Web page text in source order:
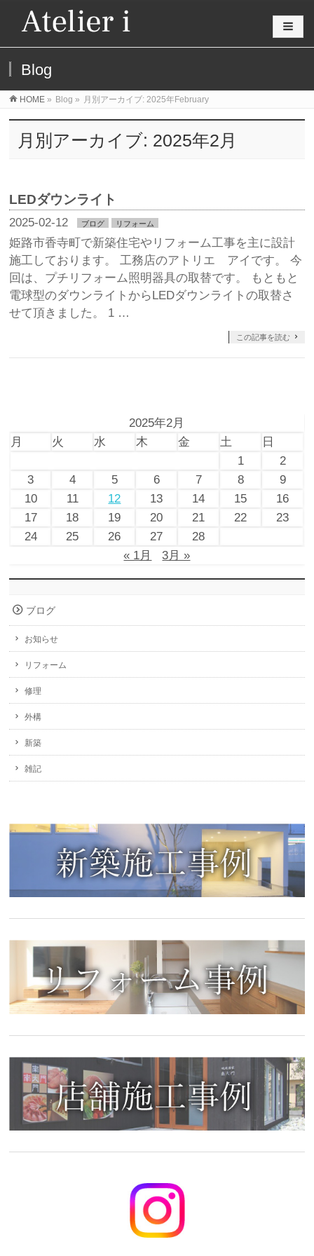
Blog
HOME » Blog » 月別アーカイブ: 2025年February
月別アーカイブ: 2025年2月
LEDダウンライト
2025-02-12 ブログ リフォーム
姫路市香寺町で新築住宅やリフォーム工事を主に設計
施工しております。 工務店のアトリエ アイです。 今
回は、プチリフォーム照明器具の取替です。 もともと
電球型のダウンライトからLEDダウンライトの取替さ
せて頂きました。 1 …
この記事を読む
2025年2月
月
火 水 木 金 土
日
1
2
3
4 5 6 7 8
9
10
11 12 13 14 15
16
17
18 19 20 21 22
23
24
25 26 27
28
« 1月
3月 »
ブログ
お知らせ
リフォーム
修理
外構
新築
雑記